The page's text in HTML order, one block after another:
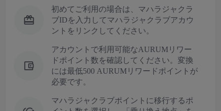
初めてご利用の場合は、マハラジャクラ
ブIDを入力してマハラジャクラブアカウ
ントをリンクしてください。
アカウントで利用可能なAURUMリワー
ドポイント数を確認してください。変換
には最低500 AURUMリワードポイントが
必要です。
マハラジャクラブポイントに移行するポ